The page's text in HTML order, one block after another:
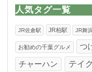
リ
ー
人気タグ一覧
JR佐倉駅 JR柏駅 JR舞
お勧めの千葉グルメ つ
チャーハン テイ